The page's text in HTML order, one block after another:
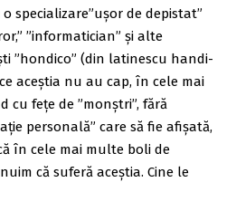
specializare”ușor de depistat”
”informatician” și alte
”hondico” (din latinescu handi-
aceștia nu au cap, în cele mai
cu fețe de ”monștri”, fără
personală” care să fie afișată,
în cele mai multe boli de
că suferă aceștia. Cine le